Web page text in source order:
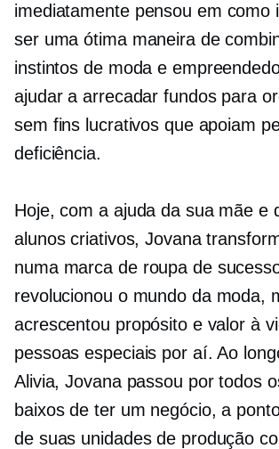
imediatamente pensou em como
ser uma ótima maneira de
instintos de moda e
ajudar a arrecadar fundos para
sem fins lucrativos que apoiam
deficiência.
Hoje, com a ajuda da sua mãe e
alunos criativos, Jovana
numa marca de roupa de
revolucionou o mundo da moda,
acrescentou propósito e valor à
pessoas especiais por aí. Ao
Alivia, Jovana passou por todos
baixos de ter um negócio, a
de suas unidades de produção